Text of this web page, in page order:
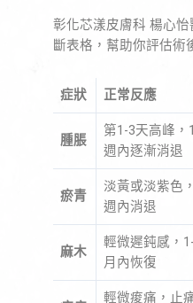
彰化芯漾皮膚科 楊心
斷表格，幫助你評估術
症狀 正常反應
腫脹
第1-3天高峰，
週內逐漸消退
瘀青
淡黃或淡紫色
週內消退
麻木
輕微遲鈍感，
月內恢復
輕微痠痛，止